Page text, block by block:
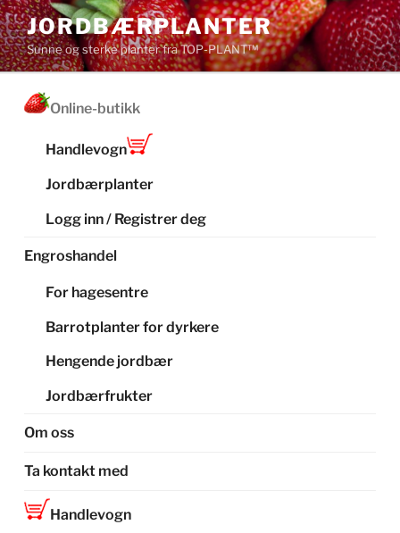
Gå
til
innhold
JORDBÆRPLANTER
Sunne og sterke planter fra TOP-PLANT™
Online-butikk
Handlevogn
Jordbærplanter
Logg inn / Registrer deg
Engroshandel
For hagesentre
Barrotplanter for dyrkere
Hengende jordbær
Jordbærfrukter
Om oss
Ta kontakt med
Handlevogn